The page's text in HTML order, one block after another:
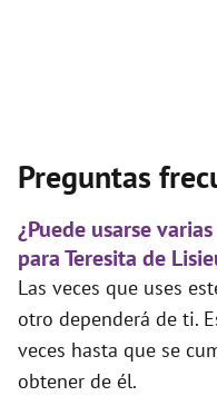
Preguntas
¿Puede usarse
para Teresita de
Las veces que uses
otro dependerá de ti.
veces hasta que se
obtener de él.